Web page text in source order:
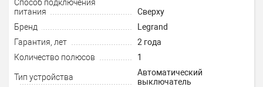
Способ подключения
питания
Сверху
Бренд
Legrand
Гарантия, лет
2 года
Количество полюсов
1
Тип устройства
Автоматический
выключатель